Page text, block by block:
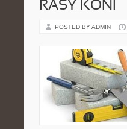
RASY KONI
POSTED BY ADMIN